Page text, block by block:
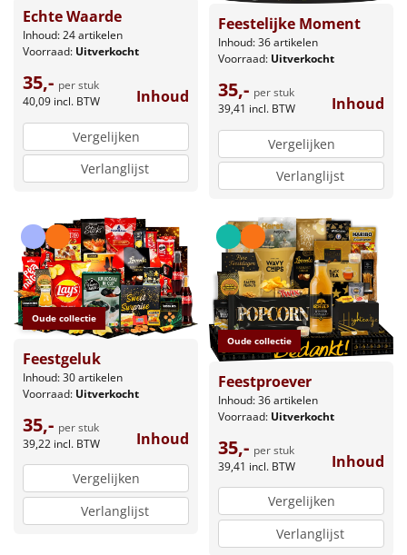
Echte Waarde
Inhoud: 24 artikelen
Voorraad: Uitverkocht
35,- per stuk
40,09 incl. BTW Inhoud
Vergelijken
Verlanglijst
Feestelijke Moment
Inhoud: 36 artikelen
Voorraad: Uitverkocht
35,- per stuk
39,41 incl. BTW Inhoud
Vergelijken
Verlanglijst
Oude collectie
Feestgeluk
Inhoud: 30 artikelen
Voorraad: Uitverkocht
35,- per stuk
39,22 incl. BTW Inhoud
Vergelijken
Verlanglijst
Oude collectie
Feestproever
Inhoud: 36 artikelen
Voorraad: Uitverkocht
35,- per stuk
39,41 incl. BTW Inhoud
Vergelijken
Verlanglijst